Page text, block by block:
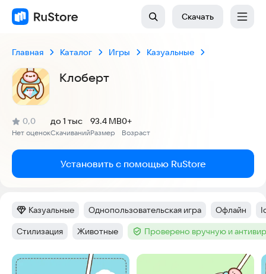
Скачать
Главная Каталог Игры Казуальные
Клоберт
Рейтинг:
0,0
(
Нет оценок
)
Скачиваний
до 1 тыс
Размер
93.4 MB
Возраст
0+
Установить с помощью RuStore
Категория:
Казуальные Тег:
Однопользовательская игра Тег:
Офлайн
Тег:
Стилизация Тег:
Животные Тег :Проверено вручную и
Скриншоты